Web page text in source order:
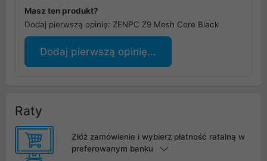
Masz ten produkt?
Dodaj pierwszą opinię: ZENPC Z9 Mesh Core Black
Dodaj pierwszą opinię...
Raty
Złóż zamówienie i wybierz płatność ratalną w
preferowanym banku